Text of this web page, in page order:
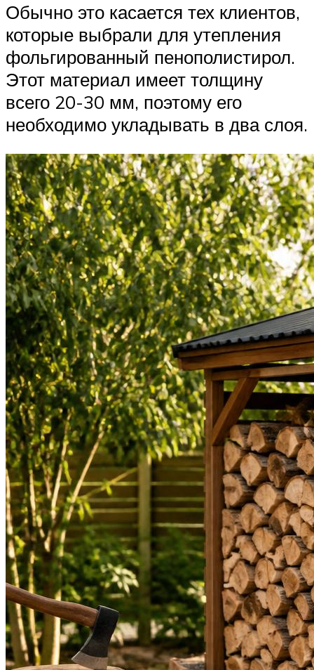
Обычно это касается тех клиентов,
которые выбрали для утепления
фольгированный пенополистирол.
Этот материал имеет толщину
всего 20-30 мм, поэтому его
необходимо укладывать в два слоя.